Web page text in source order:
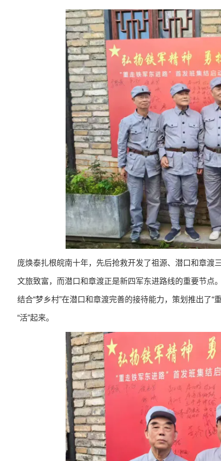
庞焕泰扎根皖南十年，先后抢救开发了祖源、潜口和章渡
文旅致富，而潜口和章渡正是新四军东进路线的重要节点
结合“梦乡村”在潜口和章渡完善的接待能力，策划推出了
“活”起来。